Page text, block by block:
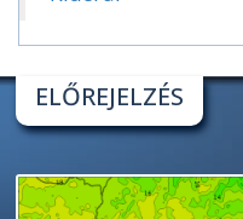
ELŐREJELZÉS